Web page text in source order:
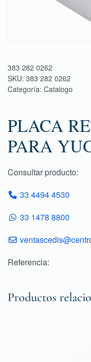
383 282 0262
SKU: 383 282 0262
Categoría: Catalogo
PLACA
PARA
Consultar producto:
33 4494 4530
33 1478 8800
Referencia:
Productos